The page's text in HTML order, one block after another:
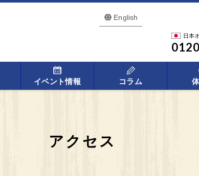
English
日本
イベント情報 コラム
アクセス